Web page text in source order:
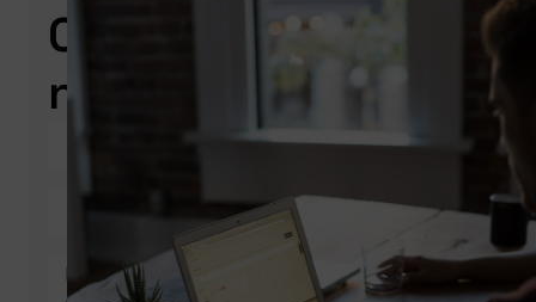
Contactez-
nous